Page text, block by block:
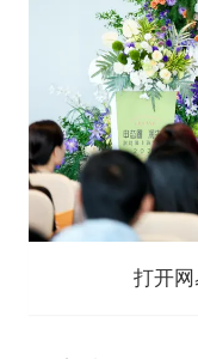
打开